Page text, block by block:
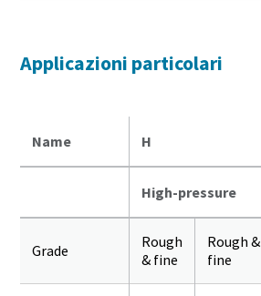
Applicazioni particolari
Name H
High-pressure
Grade
Rough
& fine
Rough &
fine